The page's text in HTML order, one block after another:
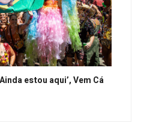
estou aqui’, Vem Cá